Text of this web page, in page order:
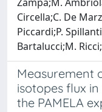
Circella;C. De
Piccardi;P.
Bartalucci;M.
Measurement
isotopes flux
the PAMELA